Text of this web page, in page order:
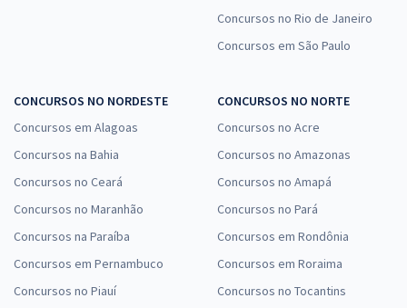
Concursos no Rio de Janeiro
Concursos em São Paulo
CONCURSOS NO NORDESTE
Concursos em Alagoas
Concursos na Bahia
Concursos no Ceará
Concursos no Maranhão
Concursos na Paraíba
Concursos em Pernambuco
Concursos no Piauí
CONCURSOS NO NORTE
Concursos no Acre
Concursos no Amazonas
Concursos no Amapá
Concursos no Pará
Concursos em Rondônia
Concursos em Roraima
Concursos no Tocantins